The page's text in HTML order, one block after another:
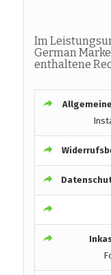
Im
German
enthaltene